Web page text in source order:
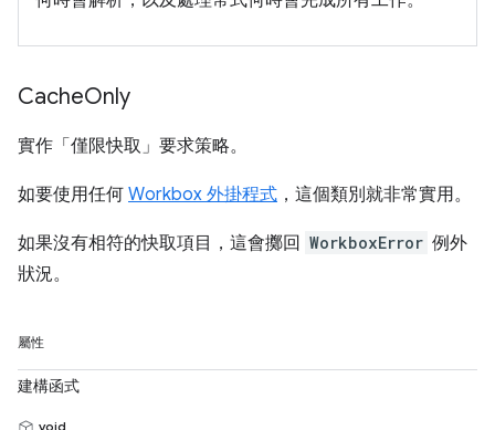
CacheOnly
實作「僅限快取」 要求策略。
如要使用任何 Workbox 外掛程式 ，這個類別就非常實用。
如果沒有相符的快取項目，這會擲回 WorkboxError 例外
狀況。
屬性
建構函式
void